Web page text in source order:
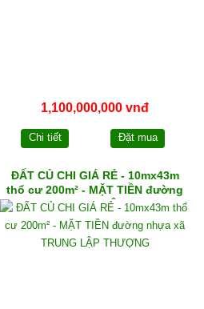
1,100,000,000 vnđ
Chi tiết Đặt mua
ĐẤT CỦ CHI GIÁ RẺ - 10mx43m
thổ cư 200m² - MẶT TIỀN đường
nhựa xã TRUNG LẬP THƯỢNG